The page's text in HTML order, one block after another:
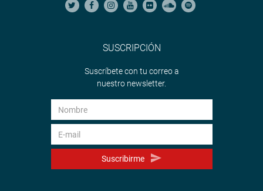
SUSCRIPCIÓN
Suscríbete con tu correo a
nuestro newsletter.
Suscribirme